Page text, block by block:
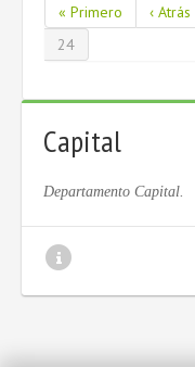
« Primero ‹ Atrás
24
Capital
Departamento Capital.